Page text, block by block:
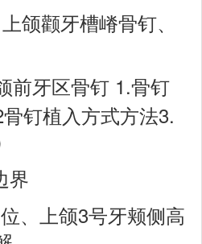
上颌颧牙槽嵴骨钉、
前牙区骨钉 1.骨钉
骨钉植入方式方法3.
界
、上颌3号牙颊侧高